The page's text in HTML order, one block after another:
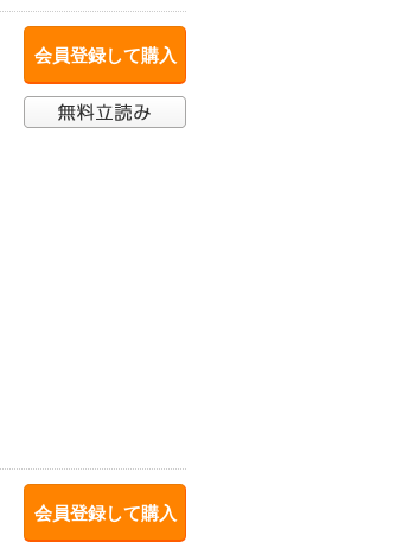
会員登録して購入
会員登録して購入